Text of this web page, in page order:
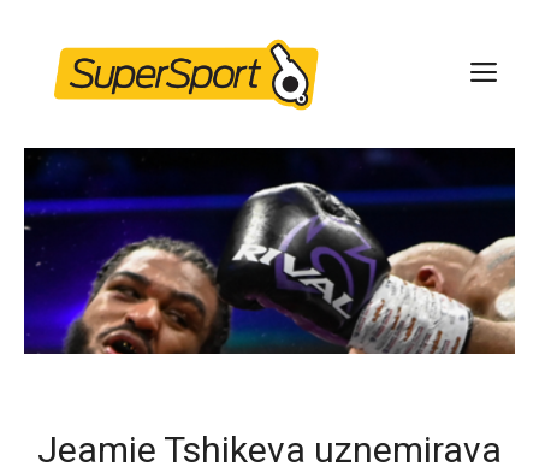
content
Jeamie Tshikeva uznemirava